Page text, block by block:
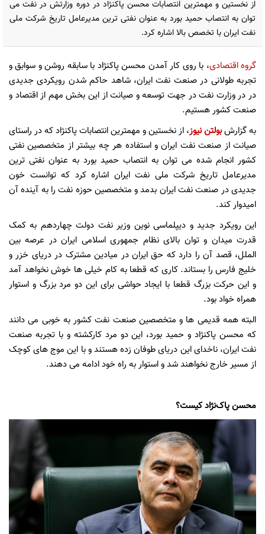
از نخستین و مهمترین انتصابات محسن پاکنژاد در دوره وزارتش در نفت می
توان به انتصاب حمید بورد به عنوان نفتی ترین مدیرعامل تاریخ شرکت ملی
نفت ایران با تخصص بالا اشاره کرد.
گروه اقتصادی، با روی کار آمدن محسن پاکنژاد با سابقه روشن و سوابق و
تجربه طولانی در صنعت نفت ایران، شاهد حاکم شدن رویکردی جدیدی
در در وزارت نفت در جهت توسعه و صیانت از این بخش مهم از اقتصاد و
صنعت کشور هستیم.
به گزارشبولتن نیوز، از نخستین و مهمترین انتصابات پاکنژاد که در راستای
صیانت از صنعت نفت ایران و استفاده هر چه بیشتر از متخصصین نفتی
کشور انجام شده می توان به انتصاب حمید بورد به عنوان نفتی ترین
مدیرعامل تاریخ شرکت ملی نفت ایران اشاره کرد که توانست خون
جدیدی در صنعت نفت ایران بدمد و متخصصین حوزه نفت را به آینده آن
امیدوار کند.
این رویکرد جدید و دیپلماسی نوین وزیر نفت دولت چهاردهم به کمک
قدرت میدان و توان بالای نظام جمهوری اسلامی ایران در عرصه بین
الملل، قصد آن را دارد که حق ایران در میادین مشترک در دریای خزر و
خلیج فارس را بستاند. کاری که قطعا به کام خیلی ها خوش نخواهد آمد
و این حرکت بزرگ قطعا با ایجاد حواشی برای این دو مرد بزرگ و استوار
همراه خواد بود.
البته همه قدیمی ها و متخصصین صنعت نفت کشور به خوبی می دانند
که محسن پاکنژاد و حمید بورد، این دو مرد کارکشته و با تجربه صنعت
نفت ایران، ناخدای این دریای طوفان زده هستند و با این موج های کوچک
از مسیر خارج نخواهند شد و استوار به راه خود ادامه می دهند.
محسن پاک‌نژاد کیست؟